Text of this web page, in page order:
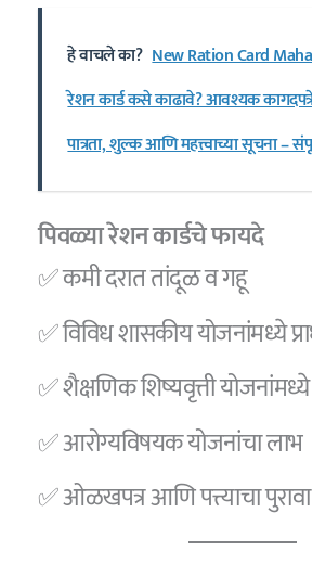
हे वाचले का? New Ration Card
रेशन कार्ड कसे काढावे? आवश्यक कागदपत्रे,
पात्रता, शुल्क आणि महत्त्वाच्या सूचना –
पिवळ्या रेशन कार्डचे फायदे
✅ कमी दरात तांदूळ व गहू
✅ विविध शासकीय योजनांमध्ये
✅ शैक्षणिक शिष्यवृत्ती
✅ आरोग्यविषयक योजनांचा लाभ
✅ ओळखपत्र आणि पत्त्याचा